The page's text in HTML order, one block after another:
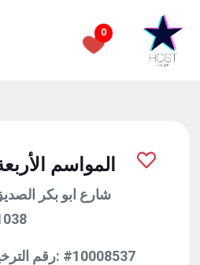
0
المواسم
شارع ابو بكر
رقم الترخيص السياحي للوحدة: #10008537